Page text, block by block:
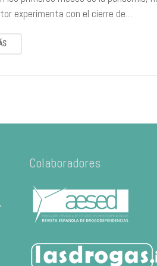
experimenta con el cierre de…
Colaboradores